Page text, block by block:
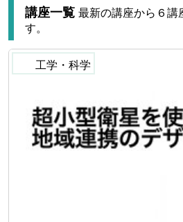
講座一覧 最新の講座から６講
す。